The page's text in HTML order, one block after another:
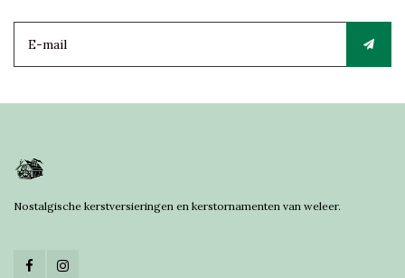
Nostalgische kerstversieringen en kerstornamenten van weleer.